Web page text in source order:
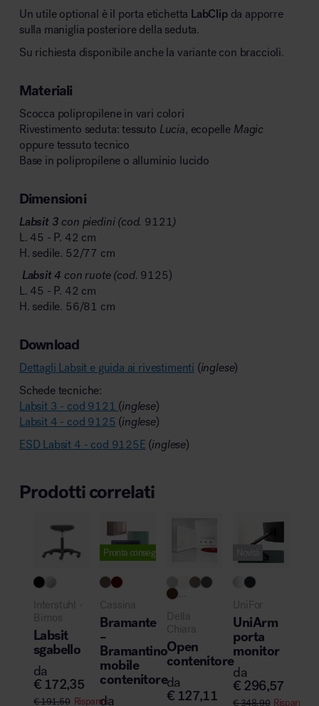
Un utile optional è il porta etichetta LabClipda apporre
sulla maniglia posteriore della seduta.
Su richiesta disponibile anche la variante con braccioli.
Materiali
Scocca polipropilene in vari colori
Rivestimento seduta: tessuto Lucia, ecopelle Magic
oppure tessuto tecnico
Base in polipropilene o alluminio lucido
Dimensioni
Labsit 3 con piedini (cod. 9121)
L. 45 - P. 42 cm
H. sedile. 52/77 cm
Labsit 4 con ruote (cod. 9125)
L. 45 - P. 42 cm
H. sedile. 56/81 cm
Download
Dettagli Labsit e guida ai rivestimenti (inglese)
Schede tecniche:
Labsit 3 - cod 9121 (inglese)
Labsit 4 - cod 9125 (inglese)
ESD Labsit 4 - cod 9125E (inglese)
Prodotti correlati
Interstuhl -
Bimos
Labsit
sgabello
da
€ 172,35
€191,50 Risparmi
Pronta consegna
Cassina
Bramante
–
Bramantino
mobile
contenitore
da
...
Della
Chiara
Open
contenitore
da
€ 127,11
UniFor
UniArm
porta
monitor
da
€ 296,57
€348,90 Risparmi